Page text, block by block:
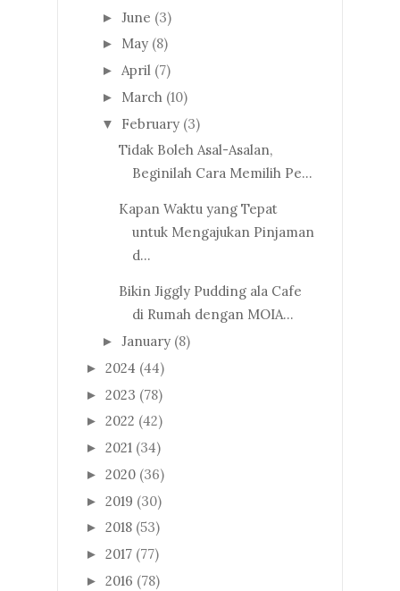
► June (3)
► May (8)
► April (7)
► March (10)
▼ February (3)
Tidak Boleh Asal-Asalan,
Beginilah Cara Memilih Pe...
Kapan Waktu yang Tepat
untuk Mengajukan Pinjaman
d...
Bikin Jiggly Pudding ala Cafe
di Rumah dengan MOIA...
► January (8)
► 2024 (44)
► 2023 (78)
► 2022 (42)
► 2021 (34)
► 2020 (36)
► 2019 (30)
► 2018 (53)
► 2017 (77)
► 2016 (78)